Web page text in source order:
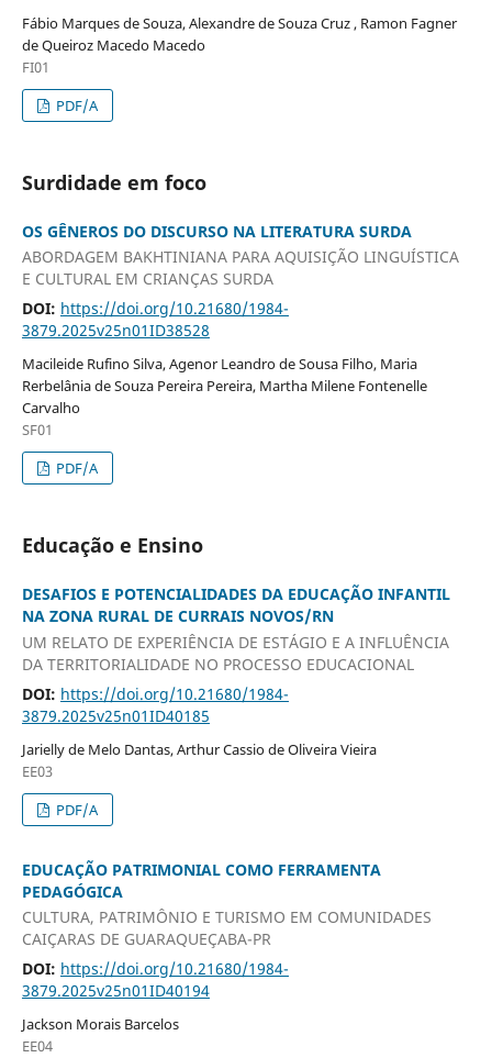
Fábio Marques de Souza, Alexandre de Souza Cruz , Ramon Fagner
de Queiroz Macedo Macedo
FI01
PDF/A
Surdidade em foco
OS GÊNEROS DO DISCURSO NA LITERATURA SURDA
ABORDAGEM BAKHTINIANA PARA AQUISIÇÃO LINGUÍSTICA
E CULTURAL EM CRIANÇAS SURDA
DOI: https://doi.org/10.21680/1984-
3879.2025v25n01ID38528
Macileide Rufino Silva, Agenor Leandro de Sousa Filho, Maria
Rerbelânia de Souza Pereira Pereira, Martha Milene Fontenelle
Carvalho
SF01
PDF/A
Educação e Ensino
DESAFIOS E POTENCIALIDADES DA EDUCAÇÃO INFANTIL
NA ZONA RURAL DE CURRAIS NOVOS/RN
UM RELATO DE EXPERIÊNCIA DE ESTÁGIO E A INFLUÊNCIA
DA TERRITORIALIDADE NO PROCESSO EDUCACIONAL
DOI: https://doi.org/10.21680/1984-
3879.2025v25n01ID40185
Jarielly de Melo Dantas, Arthur Cassio de Oliveira Vieira
EE03
PDF/A
EDUCAÇÃO PATRIMONIAL COMO FERRAMENTA
PEDAGÓGICA
CULTURA, PATRIMÔNIO E TURISMO EM COMUNIDADES
CAIÇARAS DE GUARAQUEÇABA-PR
DOI: https://doi.org/10.21680/1984-
3879.2025v25n01ID40194
Jackson Morais Barcelos
EE04